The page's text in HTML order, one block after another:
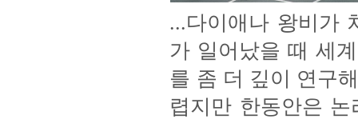
...다이애나 왕비가
가 일어났을 때 세
를 좀 더 깊이 연구
렵지만 한동안은